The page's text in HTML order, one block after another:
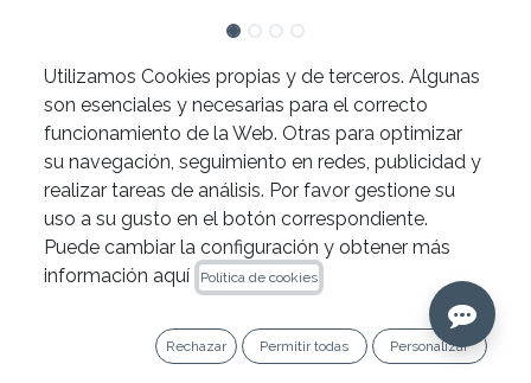
Luz Butterfly EVO de
Víttrea
La luz Butterfly EVO de Víttrea es un
complemento de las lupas . Por este motivo,
especialistas de producto para que puedas
probar el producto sin compromiso y recibir
Utilizamos Cookies propias y de terceros. Algunas
son esenciales y necesarias para el correcto
funcionamiento de la Web. Otras para optimizar
su navegación, seguimiento en redes, publicidad y
realizar tareas de análisis. Por favor gestione su
uso a su gusto en el botón correspondiente.
Puede cambiar la configuración y obtener más
información aquí
Política de cookies
Rechazar Permitir todas Personalizar